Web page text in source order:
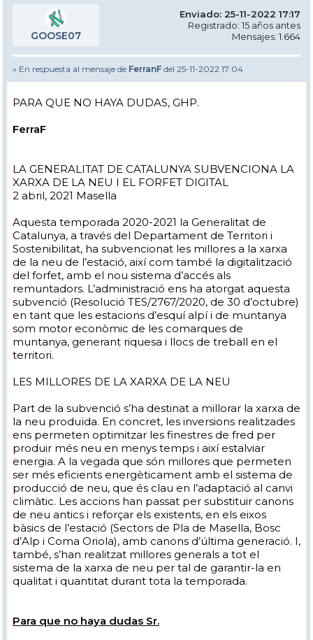
GOOSE07
Enviado: 25-11-2022 17:17
Registrado: 15 años antes
Mensajes: 1.664
» En respuesta al mensaje de FerranF del 25-11-2022 17:04
PARA QUE NO HAYA DUDAS, GHP.
FerraF
LA GENERALITAT DE CATALUNYA SUBVENCIONA LA
XARXA DE LA NEU I EL FORFET DIGITAL
2 abril, 2021 Masella
Aquesta temporada 2020-2021 la Generalitat de
Catalunya, a través del Departament de Territori i
Sostenibilitat, ha subvencionat les millores a la xarxa
de la neu de l’estació, així com també la digitalització
del forfet, amb el nou sistema d’accés als
remuntadors. L’administració ens ha atorgat aquesta
subvenció (Resolució TES/2767/2020, de 30 d’octubre)
en tant que les estacions d’esquí alpí i de muntanya
som motor econòmic de les comarques de
muntanya, generant riquesa i llocs de treball en el
territori.
LES MILLORES DE LA XARXA DE LA NEU
Part de la subvenció s’ha destinat a millorar la xarxa de
la neu produïda. En concret, les inversions realitzades
ens permeten optimitzar les finestres de fred per
produir més neu en menys temps i així estalviar
energia. A la vegada que són millores que permeten
ser més eficients energèticament amb el sistema de
producció de neu, que és clau en l’adaptació al canvi
climàtic. Les accions han passat per substituir canons
de neu antics i reforçar els existents, en els eixos
bàsics de l’estació (Sectors de Pla de Masella, Bosc
d’Alp i Coma Oriola), amb canons d’última generació. I,
també, s’han realitzat millores generals a tot el
sistema de la xarxa de neu per tal de garantir-la en
qualitat i quantitat durant tota la temporada.
Para que no haya dudas Sr.